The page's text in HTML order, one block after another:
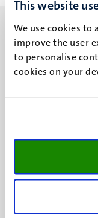
This website
We use cookies
improve the user
to personalise
cookies on your
UM visiting address
+31 43 388 2222
P.O. Box 616
Maastricht